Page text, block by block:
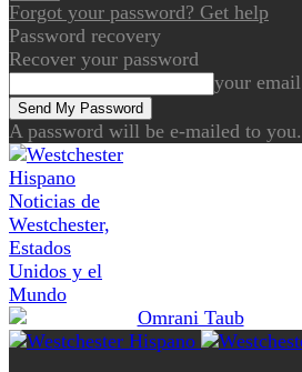
Forgot your password? Get help
Password recovery
Recover your password
your email
A password will be e-mailed to you.
Noticias de
Westchester,
Estados
Unidos y el
Mundo